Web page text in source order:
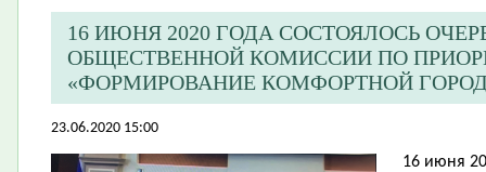
​16 ИЮНЯ 2020 ГОДА СОСТОЯЛОСЬ
ОБЩЕСТВЕННОЙ КОМИССИИ ПО
«ФОРМИРОВАНИЕ КОМФОРТНОЙ
23.06.2020 15:00
16 июня